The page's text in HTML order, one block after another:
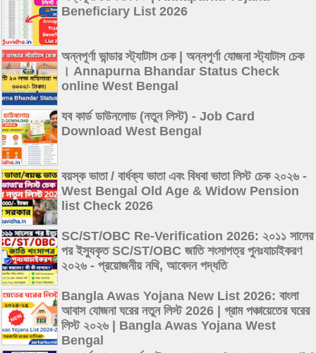
Beneficiary List 2026
অন্নপূর্ণা ভান্ডার স্ট্যাটাস চেক | অন্নপূর্ণা যোজনা স্ট্যাটাস চেক
। Annapurna Bhandar Status Check
online West Bengal
যব কার্ড ডাউনলোড (নতুন লিস্ট) - Job Card
Download West Bengal
বয়স্ক ভাতা / বার্ধক্য ভাতা এবং বিধবা ভাতা লিস্ট চেক ২০২৬ -
West Bengal Old Age & Widow Pension
list Check 2026
SC/ST/OBC Re-Verification 2026: ২০১১ সালের
পর ইস্যুকৃত SC/ST/OBC জাতি শংসাপত্র পুনঃযাচাইকরণ
২০২৬ - প্রয়োজনীয় নথি, আবেদন পদ্ধতি
Bangla Awas Yojana New List 2026: বাংলা
আবাস যোজনা ঘরের নতুন লিস্ট 2026 | গ্রাম পঞ্চায়েতের ঘরের
লিস্ট ২০২৬ | Bangla Awas Yojana West
Bengal